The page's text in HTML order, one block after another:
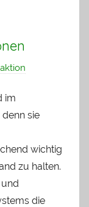
im
sie
wichtig
zu halten.
die